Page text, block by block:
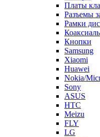
Платы
Разъемы
Рамки
Кнопки
Samsung
Xiaomi
Huawei
Nokia/
Sony
ASUS
HTC
Meizu
FLY
LG